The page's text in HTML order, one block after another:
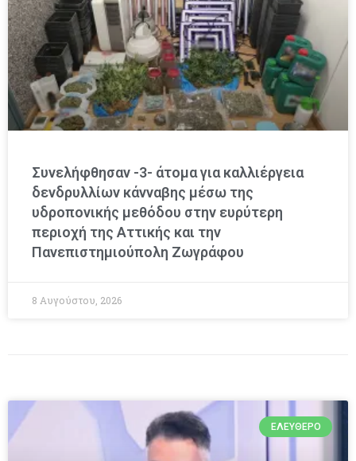
Συνελήφθησαν -3- άτομα για καλλιέργεια
δενδρυλλίων κάνναβης μέσω της
υδροπονικής μεθόδου στην ευρύτερη
περιοχή της Αττικής και την
Πανεπιστημιούπολη Ζωγράφου
8 Αυγούστου, 2026
ΕΛΕΎΘΕΡΟ